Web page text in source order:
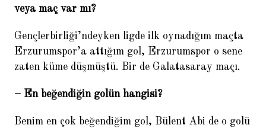
veya maç var mı?
Gençlerbirliği’ndeyken ligde ilk oynadığım maçta
Erzurumspor’a attığım gol, Erzurumspor o sene
zaten küme düşmüştü. Bir de Galatasaray maçı.
– En beğendiğin golün hangisi?
Benim en çok beğendiğim gol, Bülent Abi de o golü